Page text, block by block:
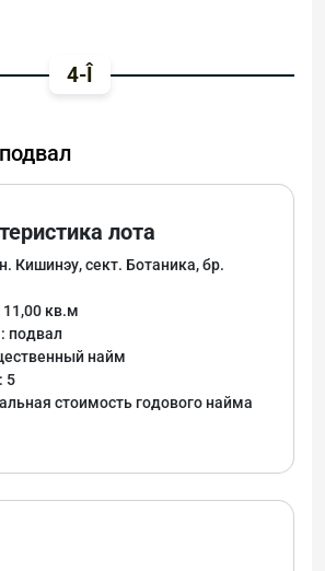
4-Î
лота
Кишинэу, сект. Ботаника, бр.
кв.м
подвал
найм
5
стоимость годового найма